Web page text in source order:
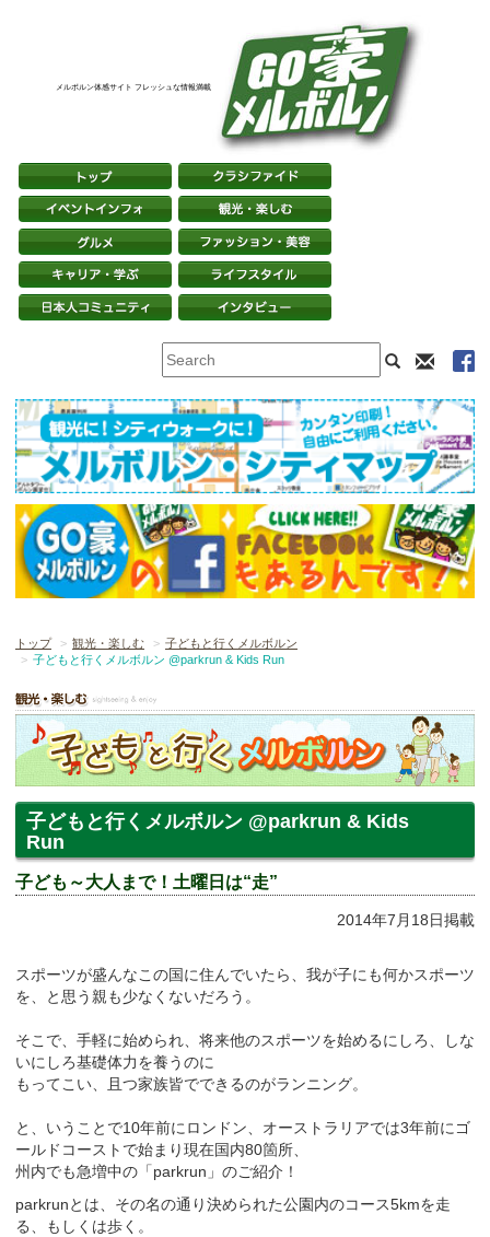
メルボルン体感サイト フレッシュな情報満載
トップ 観光・楽しむ
子どもと行くメルボルン
子どもと行くメルボルン @parkrun & Kids Run
子どもと行くメルボルン @parkrun & Kids
Run
子ども～大人まで！土曜日は“走”
2014年7月18日掲載
スポーツが盛んなこの国に住んでいたら、我が子にも何かスポーツ
を、と思う親も少なくないだろう。
そこで、手軽に始められ、将来他のスポーツを始めるにしろ、しな
いにしろ基礎体力を養うのに
もってこい、且つ家族皆でできるのがランニング。
と、いうことで10年前にロンドン、オーストラリアでは3年前にゴ
ールドコーストで始まり現在国内80箇所、
州内でも急増中の「parkrun」のご紹介！
parkrunとは、その名の通り決められた公園内のコース5kmを走
る、もしくは歩く。